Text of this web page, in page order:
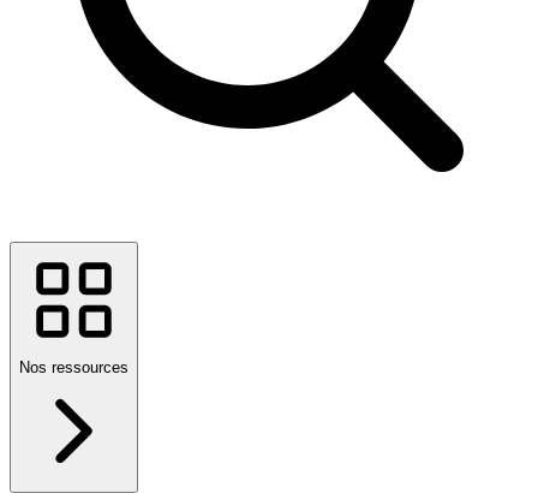
Nos ressources